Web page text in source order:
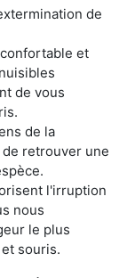
de
et
de vous
de la
retrouver une
l'irruption
nous
le plus
souris.